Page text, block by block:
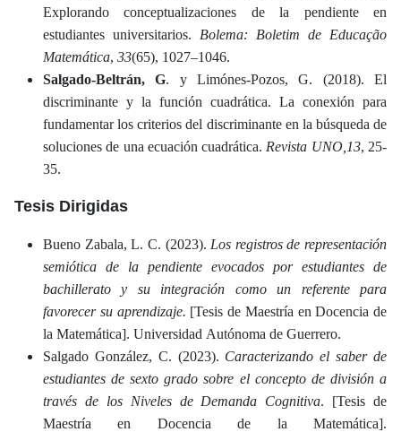
Explorando conceptualizaciones de la pendiente en
estudiantes universitarios. Bolema: Boletim de Educação
Matemática, 33(65), 1027–1046.
Salgado-Beltrán, G. y Limónes-Pozos, G. (2018). El
discriminante y la función cuadrática. La conexión para
fundamentar los criterios del discriminante en la búsqueda de
soluciones de una ecuación cuadrática. Revista UNO, 13, 25-
35.
Tesis Dirigidas
Bueno Zabala, L. C. (2023). Los registros de representación
semiótica de la pendiente evocados por estudiantes de
bachillerato y su integración como un referente para
favorecer su aprendizaje. [Tesis de Maestría en Docencia de
la Matemática]. Universidad Autónoma de Guerrero.
Salgado González, C. (2023). Caracterizando el saber de
estudiantes de sexto grado sobre el concepto de división a
través de los Niveles de Demanda Cognitiva. [Tesis de
Maestría en Docencia de la Matemática].